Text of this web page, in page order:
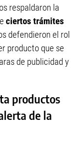
respaldaron la
ciertos trámites
defendieron el rol
producto que se
de publicidad y
productos
de la